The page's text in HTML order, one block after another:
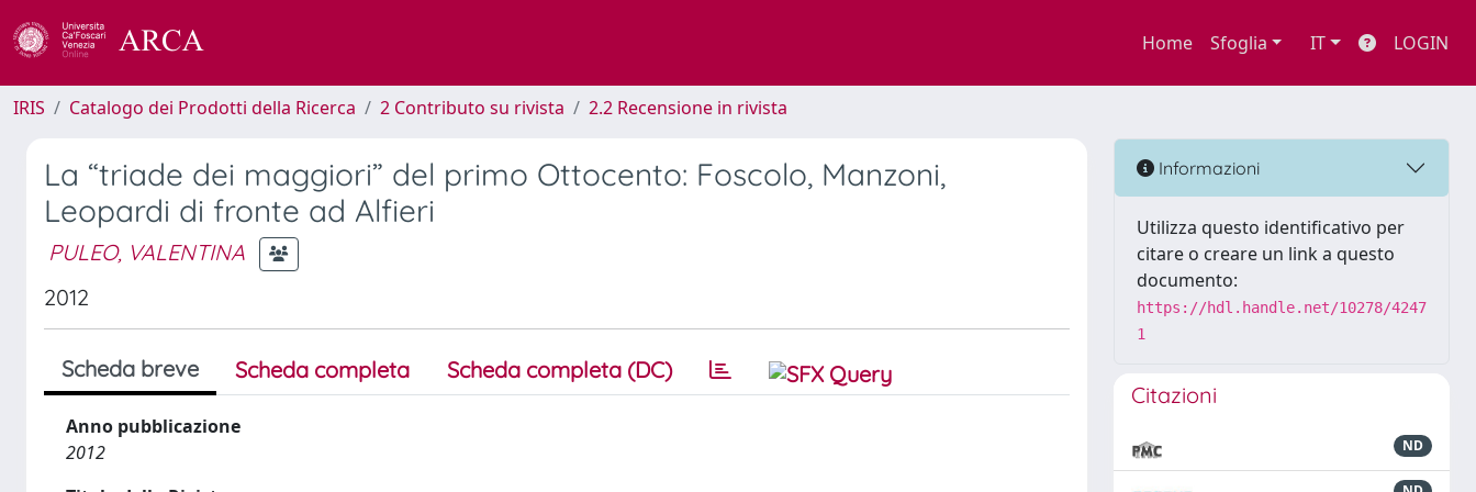
Home Sfoglia IT LOGIN
IRIS Catalogo dei Prodotti della Ricerca 2 Contributo su rivista 2.2 Recensione in rivista
La “triade dei maggiori” del primo Ottocento: Foscolo, Manzoni,
Leopardi di fronte ad Alfieri
PULEO, VALENTINA
2012
Scheda breve Scheda completa Scheda completa (DC)
Anno pubblicazione
2012
Informazioni
Utilizza questo identificativo per
citare o creare un link a questo
documento:
https://hdl.handle.net/10278/4247
1
Citazioni
ND